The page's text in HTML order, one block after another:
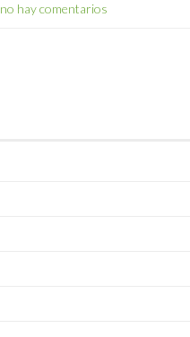
no hay comentarios